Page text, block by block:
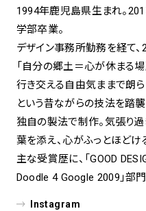
1994年鹿児島県生まれ。
学部卒業。
デザイン事務所勤務を経て
「自分の郷土＝心が休まる
行き交える自由気ままで朗
という昔ながらの技法を踏
独自の製法で制作。気張り
葉を添え、心がふっとほどけ
主な受賞歴に、「GOOD
Doodle 4 Google 2009」部
Instagram